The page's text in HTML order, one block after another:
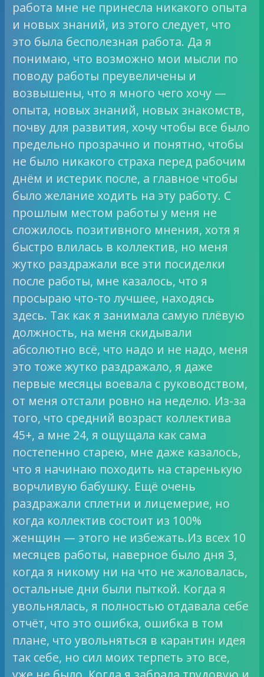
работа мне не принесла никакого опыта
и новых знаний, из этого следует, что
это была бесполезная работа. Да я
понимаю, что возможно мои мысли по
поводу работы преувеличены и
возвышены, что я много чего хочу —
опыта, новых знаний, новых знакомств,
почву для развития, хочу чтобы все было
предельно прозрачно и понятно, чтобы
не было никакого страха перед рабочим
днём и истерик после, а главное чтобы
было желание ходить на эту работу. С
прошлым местом работы у меня не
сложилось позитивного мнения, хотя я
быстро влилась в коллектив, но меня
жутко раздражали все эти посиделки
после работы, мне казалось, что я
просыраю что-то лучшее, находясь
здесь. Так как я занимала самую плёвую
должность, на меня скидывали
абсолютно всё, что надо и не надо, меня
это тоже жутко раздражало, я даже
первые месяцы воевала с руководством,
от меня отстали ровно на неделю. Из-за
того, что средний возраст коллектива
45+, а мне 24, я ощущала как сама
постепенно старею, мне даже казалось,
что я начинаю походить на старенькую
ворчливую бабушку. Ещё очень
раздражали сплетни и лицемерие, но
когда коллектив состоит из 100%
женщин — этого не избежать.Из всех 10
месяцев работы, наверное было дня 3,
когда я никому ни на что не жаловалась,
остальные дни были пыткой. Когда я
увольнялась, я полностью отдавала себе
отчёт, что это ошибка, ошибка в том
плане, что увольняться в карантин идея
так себе, но сил моих терпеть это все,